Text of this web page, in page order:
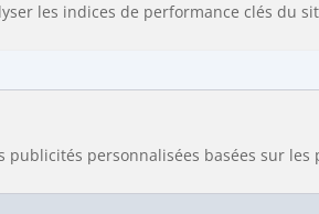
les indices de performance clés du
personnalisées basées sur